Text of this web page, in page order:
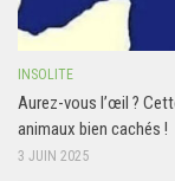
INSOLITE
Aurez-vous l’œil ?
animaux bien cachés !
3 JUIN 2025